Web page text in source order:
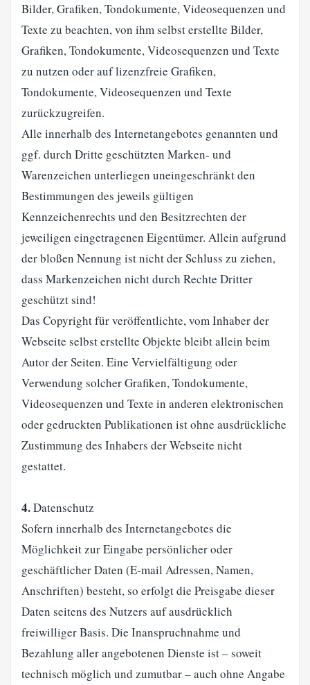
Bilder, Grafiken, Tondokumente, Videosequenzen und
Texte zu beachten, von ihm selbst erstellte Bilder,
Grafiken, Tondokumente, Videosequenzen und Texte
zu nutzen oder auf lizenzfreie Grafiken,
Tondokumente, Videosequenzen und Texte
zurückzugreifen.
Alle innerhalb des Internetangebotes genannten und
ggf. durch Dritte geschützten Marken- und
Warenzeichen unterliegen uneingeschränkt den
Bestimmungen des jeweils gültigen
Kennzeichenrechts und den Besitzrechten der
jeweiligen eingetragenen Eigentümer. Allein aufgrund
der bloßen Nennung ist nicht der Schluss zu ziehen,
dass Markenzeichen nicht durch Rechte Dritter
geschützt sind!
Das Copyright für veröffentlichte, vom Inhaber der
Webseite selbst erstellte Objekte bleibt allein beim
Autor der Seiten. Eine Vervielfältigung oder
Verwendung solcher Grafiken, Tondokumente,
Videosequenzen und Texte in anderen elektronischen
oder gedruckten Publikationen ist ohne ausdrückliche
Zustimmung des Inhabers der Webseite nicht
gestattet.
4.Datenschutz
Sofern innerhalb des Internetangebotes die
Möglichkeit zur Eingabe persönlicher oder
geschäftlicher Daten (E-mail Adressen, Namen,
Anschriften) besteht, so erfolgt die Preisgabe dieser
Daten seitens des Nutzers auf ausdrücklich
freiwilliger Basis. Die Inanspruchnahme und
Bezahlung aller angebotenen Dienste ist – soweit
technisch möglich und zumutbar – auch ohne Angabe